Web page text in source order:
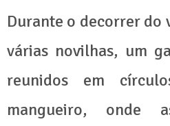
Durante o decorrer do
várias novilhas, um
reunidos em
mangueiro, onde